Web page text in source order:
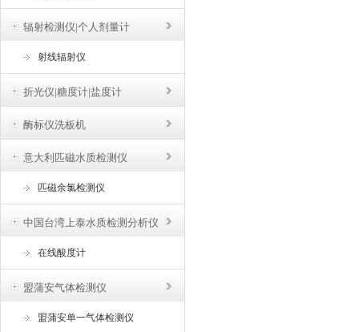
辐射检测仪|个人剂量计
射线辐射仪
折光仪|糖度计|盐度计
酶标仪洗板机
意大利匹磁水质检测仪
匹磁余氯检测仪
中国台湾上泰水质检测分析仪
在线酸度计
盟蒲安气体检测仪
盟蒲安单一气体检测仪